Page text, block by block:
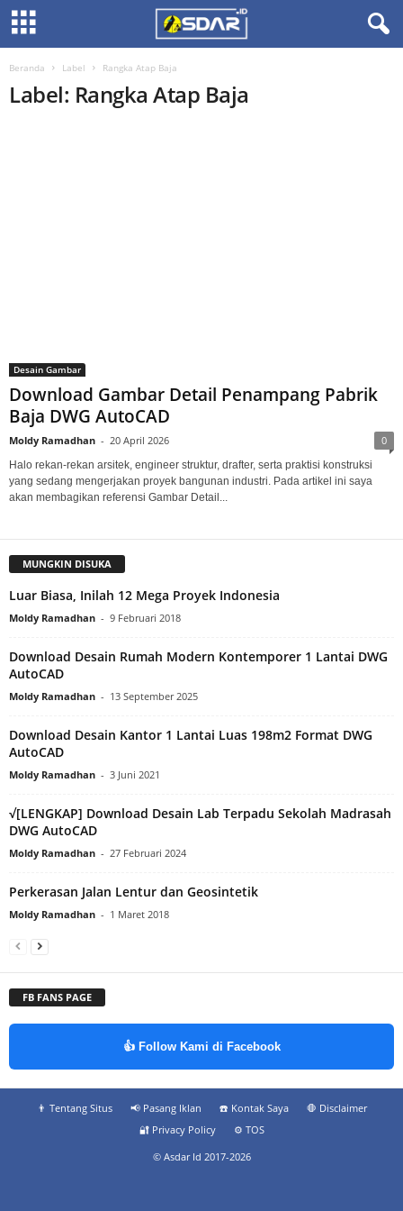
Beranda Label Rangka Atap Baja
Label: Rangka Atap Baja
Desain Gambar
Download Gambar Detail Penampang Pabrik
Baja DWG AutoCAD
Moldy Ramadhan - 20 April 2026 0
Halo rekan-rekan arsitek, engineer struktur, drafter, serta praktisi konstruksi
yang sedang mengerjakan proyek bangunan industri. Pada artikel ini saya
akan membagikan referensi Gambar Detail...
MUNGKIN DISUKA
Luar Biasa, Inilah 12 Mega Proyek Indonesia
Moldy Ramadhan - 9 Februari 2018
Download Desain Rumah Modern Kontemporer 1 Lantai DWG
AutoCAD
Moldy Ramadhan - 13 September 2025
Download Desain Kantor 1 Lantai Luas 198m2 Format DWG
AutoCAD
Moldy Ramadhan - 3 Juni 2021
√[LENGKAP] Download Desain Lab Terpadu Sekolah Madrasah
DWG AutoCAD
Moldy Ramadhan - 27 Februari 2024
Perkerasan Jalan Lentur dan Geosintetik
Moldy Ramadhan - 1 Maret 2018
FB FANS PAGE
👍 Follow Kami di Facebook
👨‍ Tentang Situs 📢 Pasang Iklan ☎️ Kontak Saya
🛑 Disclaimer
🔐 Privacy Policy
⚙️ TOS
© Asdar Id 2017-2026